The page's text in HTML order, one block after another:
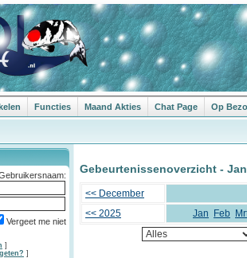
Functies Maand Akties Chat Page Op
Vergeet me niet
]
]
Gebeurtenissenoverzicht -
<< December
<< 2025
Jan Feb